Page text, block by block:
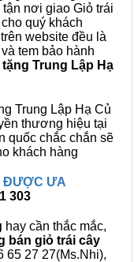
nơi giao Giỏ trái
quý khách
website đều là
tem bảo hành
Trung Lập Hạ
Trung Lập Hạ Củ
thương hiệu tại
quốc chắc chắn sẽ
khách hàng
ĐƯỢC ƯA
303
hay cần thắc mắc,
bán giỏ trái cây
65 27 27(Ms.Nhi),